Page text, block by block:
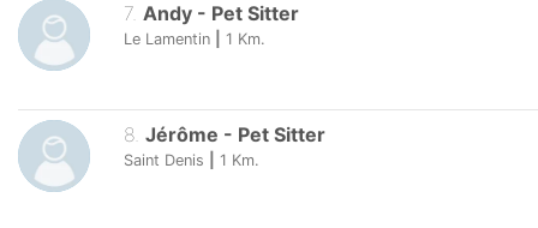
7. Andy - Pet Sitter
Le Lamentin 1 Km.
8. Jérôme - Pet Sitter
Saint Denis 1 Km.